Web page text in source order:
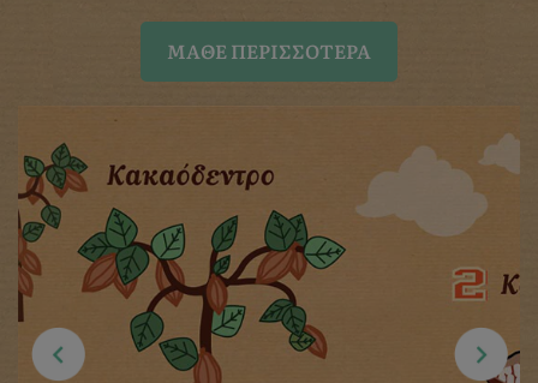
ΜΆΘΕ ΠΕΡΙΣΣΌΤΕΡΑ